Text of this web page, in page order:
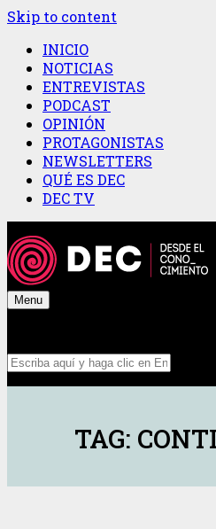
Skip to content
INICIO
NOTICIAS
ENTREVISTAS
PODCAST
OPINIÓN
PROTAGONISTAS
NEWSLETTERS
QUÉ ES DEC
DEC TV
Menu
TAG: